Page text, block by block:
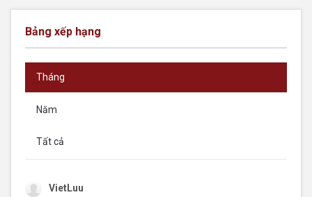
Bảng xếp hạng
Tháng
Năm
Tất cả
VietLuu